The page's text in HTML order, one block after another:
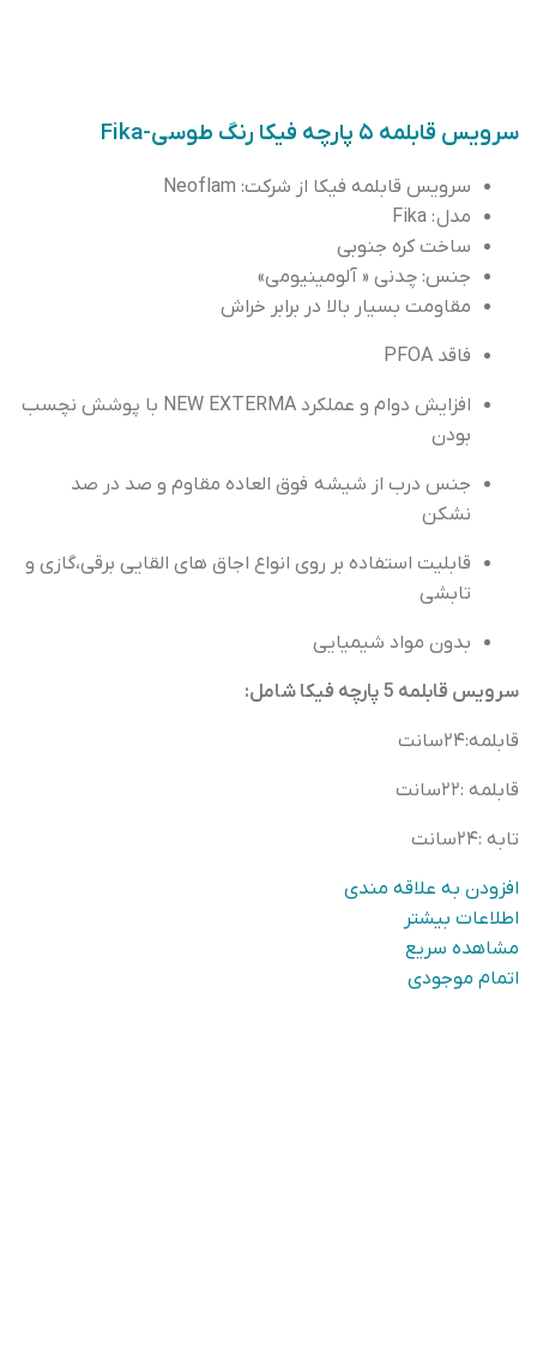
سرویس قابلمه ۵ پارچه فیکا رنگ طوسی-Fika
سرویس قابلمه فیکا از شرکت: Neoflam
مدل: Fika
ساخت کره جنوبی
جنس: چدنی « آلومینیومی»
مقاومت بسیار بالا در برابر خراش
فاقد
افزایش دوام و عملکرد با پوشش نچسب
بودن
جنس درب از شیشه فوق العاده مقاوم و صد در صد
نشکن
قابلیت استفاده بر‌ روی انواع اجاق های القایی برقی،گازی و
تابشی
بدون مواد شیمیایی
سرویس قابلمه 5 پارچه فیکا شامل:
قابلمه:۲۴سانت
قابلمه :۲۲سانت
تابه :۲۴سانت
افزودن به علاقه مندی
اطلاعات بیشتر
مشاهده سریع
اتمام موجودی